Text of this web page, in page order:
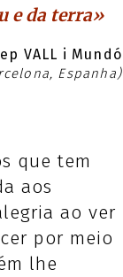
e da terra»
VALL i Mundó
Espanha)
que tem
aos
ao ver
por meio
lhe